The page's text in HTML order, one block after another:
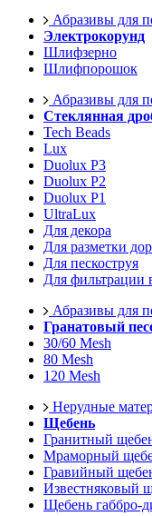
Абразивы для
Электрокорунд
Шлифзерно
Шлифпорошок
Абразивы для
Стеклянная
Tech Beads
Lux
Duolux P3
Duolux P2
Duolux P1
UltraLux
Для декора
Для разметки
Для пескоструя
Для фильтрации
Абразивы для
Гранатовый
30/60 Mesh
80 Mesh
120 Mesh
Нерудные
Щебень
Гранитный
Мраморный
Гравийный
Известняковый
Щебень габбро-